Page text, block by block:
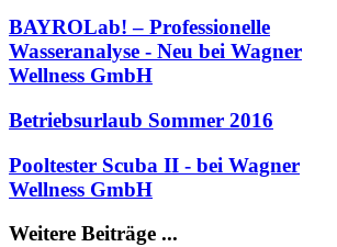
BAYROLab! – Professionelle
Wasseranalyse - Neu bei Wagner
Wellness GmbH
Betriebsurlaub Sommer 2016
Pooltester Scuba II - bei Wagner
Wellness GmbH
Weitere Beiträge ...